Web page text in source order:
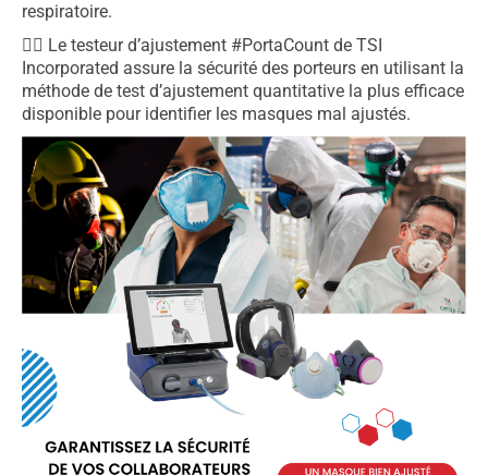
respiratoire.
👉🏼 Le testeur d’ajustement #PortaCount de TSI
Incorporated assure la sécurité des porteurs en utilisant la
méthode de test d’ajustement quantitative la plus efficace
disponible pour identifier les masques mal ajustés.